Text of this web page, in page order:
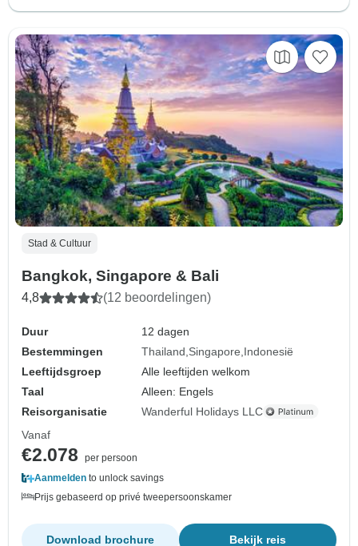
Stad & Cultuur
Bangkok, Singapore & Bali
4,8 (12 beoordelingen)
Duur
12 dagen
Bestemmingen
Thailand Singapore Indonesië
Leeftijdsgroep
Alle leeftijden welkom
Taal
Alleen: Engels
Reisorganisatie
Wanderful Holidays LLC
Vanaf
€2.078
per persoon
Aanmelden to unlock savings
Prijs gebaseerd op privé tweepersoonskamer
Bekijk reis
Download brochure